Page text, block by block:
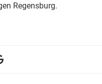
Regensburg.